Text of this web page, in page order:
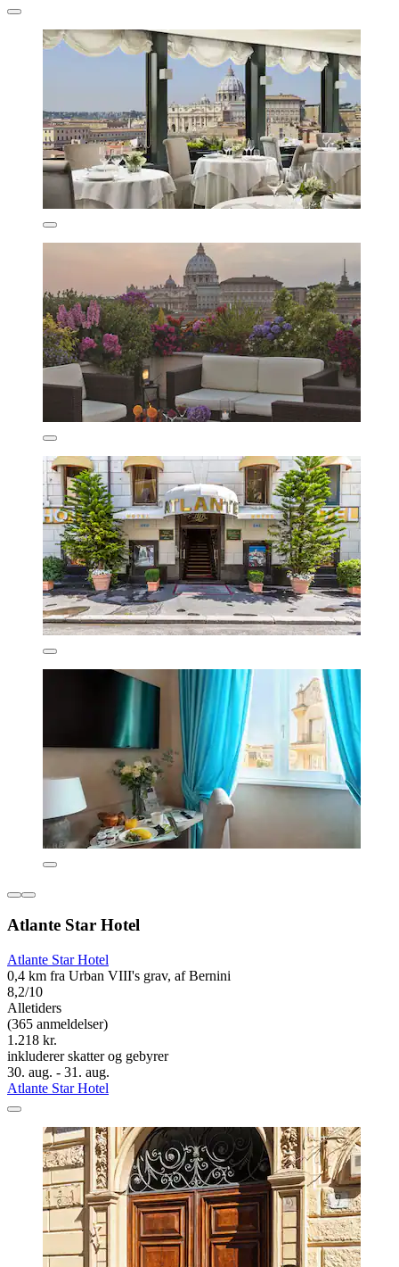
Atlante Star Hotel
Atlante Star Hotel
0,4 km fra Urban VIII's grav, af Bernini
8,2/10
Alletiders
(365 anmeldelser)
1.218 kr.
inkluderer skatter og gebyrer
30. aug. - 31. aug.
Atlante Star Hotel